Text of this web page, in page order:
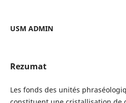
USM ADMIN
Rezumat
Les fonds des unités